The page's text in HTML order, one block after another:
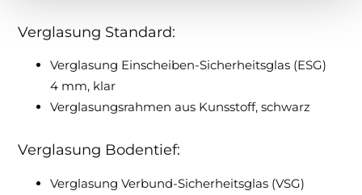
Verglasung Standard:
Verglasung Einscheiben-Sicherheitsglas (ESG)
4 mm, klar
Verglasungsrahmen aus Kunsstoff, schwarz
Verglasung Bodentief:
Verglasung Verbund-Sicherheitsglas (VSG)